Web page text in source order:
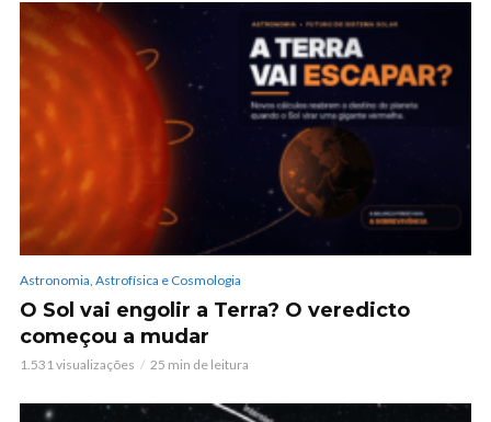
Astronomia, Astrofísica e Cosmologia
O Sol vai engolir a Terra? O veredicto
começou a mudar
1.531 visualizações 25 min de leitura